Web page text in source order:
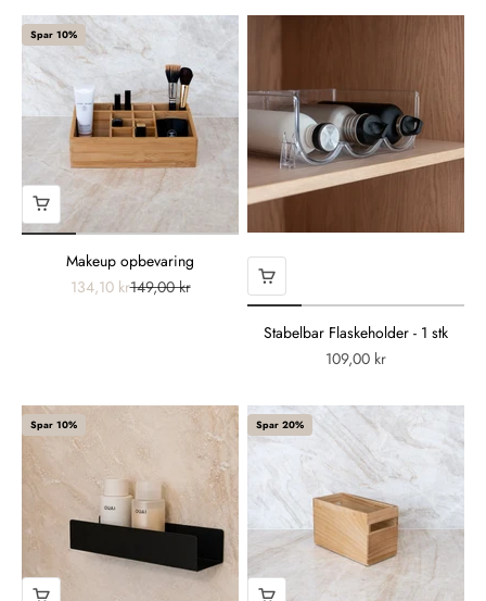
Spar 10%
Makeup opbevaring
134,10 kr149,00 kr
Stabelbar Flaskeholder - 1 stk
109,00 kr
Spar 10% Spar 20%